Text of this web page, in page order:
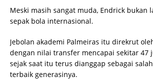
Meski masih sangat muda, Endrick bukan
sepak bola internasional.
Jebolan akademi Palmeiras itu direkrut
dengan nilai transfer mencapai sekitar 47
sejak saat itu terus dianggap sebagai
terbaik generasinya.